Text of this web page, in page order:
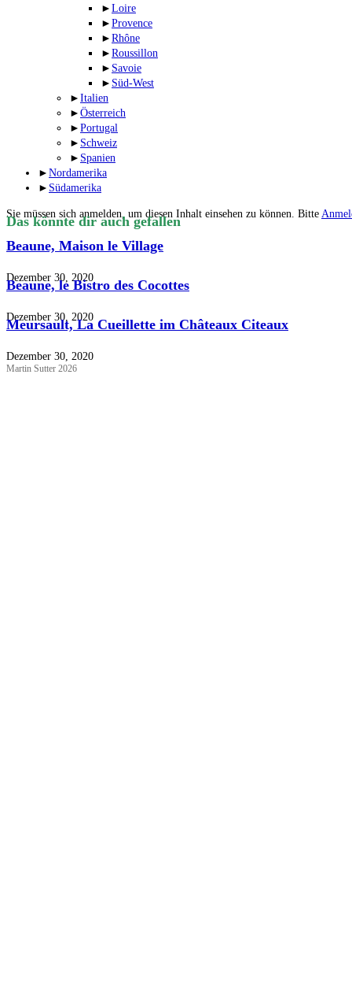
► Loire
► Provence
► Rhône
► Roussillon
► Savoie
► Süd-West
► Italien
► Österreich
► Portugal
► Schweiz
► Spanien
► Nordamerika
► Südamerika
Sie müssen sich anmelden, um diesen Inhalt einsehen zu können. Bitte
Das könnte dir auch gefallen
Beaune, Maison le Village
Dezember 30, 2020
Beaune, le Bistro des Cocottes
Dezember 30, 2020
Meursault, La Cueillette im Châteaux Citeaux
Dezember 30, 2020
Martin Sutter 2026